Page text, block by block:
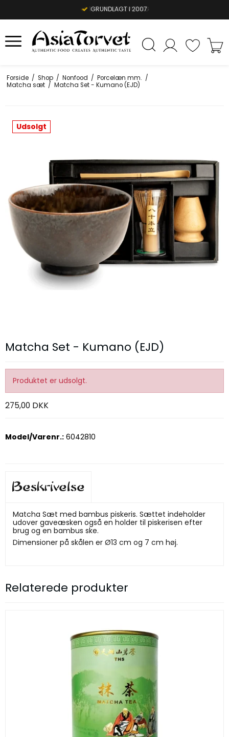
GRUNDLAGT I 2007
1-3 DAGES LEVERING
Forside / Shop / Nonfood / Porcelæn mm. /
Matcha sæt / Matcha Set - Kumano (EJD)
Udsolgt
Matcha Set - Kumano (EJD)
Produktet er udsolgt.
275,00 DKK
Model/Varenr.: 6042810
Beskrivelse
Matcha Sæt med bambus piskeris. Sættet indeholder
udover gaveæsken også en holder til piskerisen efter
brug og en bambus ske.
Dimensioner på skålen er Ø13 cm og 7 cm høj.
Relaterede produkter